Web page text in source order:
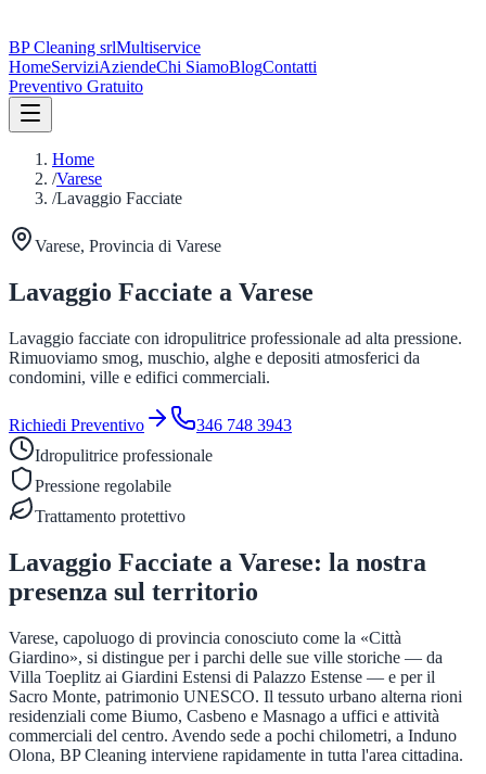
BP Cleaning srlMultiservice
HomeServiziAziendeChi SiamoBlogContatti
Preventivo Gratuito
Home
/Varese
/Lavaggio Facciate
Varese, Provincia di Varese
Lavaggio Facciate a Varese
Lavaggio facciate con idropulitrice professionale ad alta pressione.
Rimuoviamo smog, muschio, alghe e depositi atmosferici da
condomini, ville e edifici commerciali.
Richiedi Preventivo
346 748 3943
Idropulitrice professionale
Pressione regolabile
Trattamento protettivo
Lavaggio Facciate a Varese: la nostra
presenza sul territorio
Varese, capoluogo di provincia conosciuto come la «Città
Giardino», si distingue per i parchi delle sue ville storiche — da
Villa Toeplitz ai Giardini Estensi di Palazzo Estense — e per il
Sacro Monte, patrimonio UNESCO. Il tessuto urbano alterna rioni
residenziali come Biumo, Casbeno e Masnago a uffici e attività
commerciali del centro. Avendo sede a pochi chilometri, a Induno
Olona, BP Cleaning interviene rapidamente in tutta l'area cittadina.